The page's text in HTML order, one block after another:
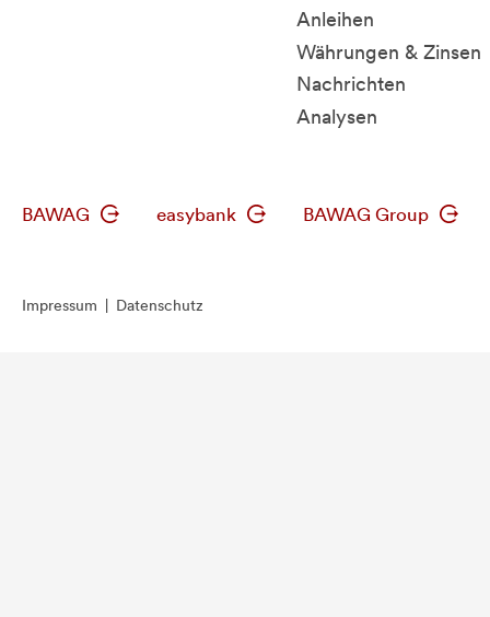
Anleihen
Währungen & Zinsen
Nachrichten
Analysen
BAWAG easybank BAWAG Group
Impressum Datenschutz